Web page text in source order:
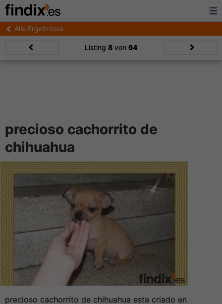
Alle Ergebnisse
Listing 8 von 64
precioso cachorrito de
chihuahua
precioso cachorrito de chihuahua esta criado en